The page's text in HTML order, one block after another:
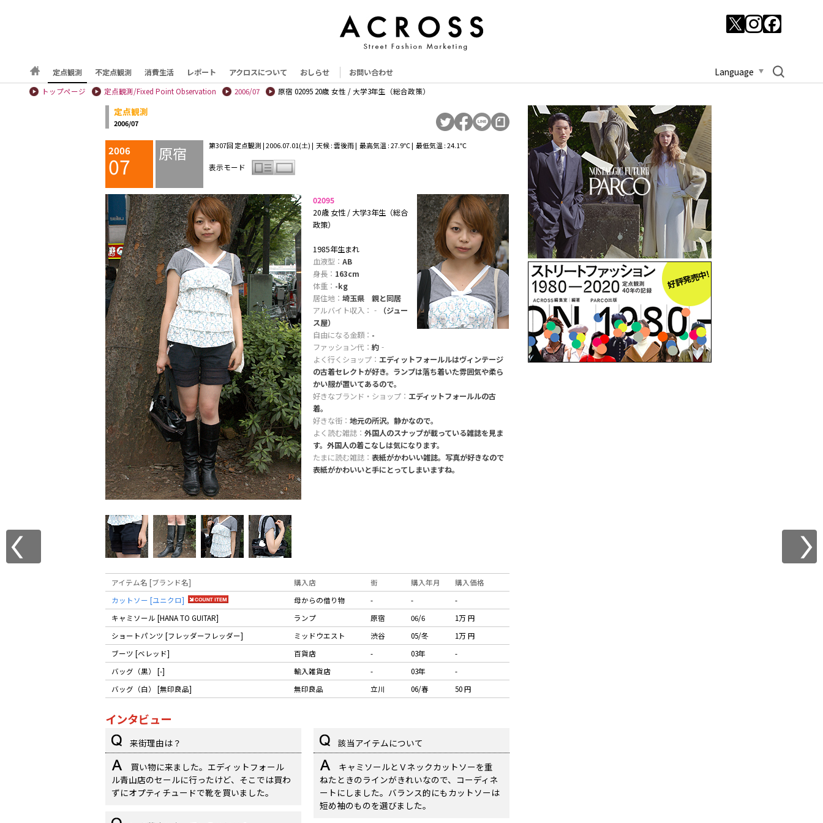
定点観測 不定点観測 消費生活 レポート アクロスについて おしらせ お問い合わせ Language
トップページ 定点観測/Fixed Point Observation 2006/07 原宿 02095 20歳 女性 / 大学3年生（総合政策）
定点観測
2006/07
2006
07 原宿 第307回 定点観測 | 2006.07.01(土) | 天候 : 雲後雨 | 最高気温 : 27.9℃ | 最低気温 : 24.1℃
表示モード
02095
20歳 女性 / 大学3年生（総合
政策）
1985年生まれ
血液型： AB
身長： 163cm
体重： -kg
居住地： 埼玉県 親と同居
アルバイト収入： ‐（ジュー
ス屋）
自由になる金額： -
ファッション代： 約‐
よく行くショップ： エディットフォールルはヴィンテージ
の古着セレクトが好き。ランプは落ち着いた雰囲気や柔ら
かい服が置いてあるので。
好きなブランド・ショップ： エディットフォールルの古
着。
好きな街： 地元の所沢。静かなので。
よく読む雑誌： 外国人のスナップが載っている雑誌を見ま
す。外国人の着こなしは気になります。
たまに読む雑誌： 表紙がかわいい雑誌。写真が好きなので
表紙がかわいいと手にとってしまいますね。
アイテム名 [ブランド名] 購入店 街 購入年月
購入価格
カットソー [ユニクロ]
母からの借り物 - -
-
キャミソール [HANA TO GUITAR]
ランプ 原宿 06/6
1万 円
ショートパンツ [フレッダーフレッダー]
ミッドウエスト 渋谷 05/冬
1万 円
ブーツ [ベレッド]
百貨店 - 03年
-
バッグ（黒） [-]
輸入雑貨店 - 03年
-
バッグ（白） [無印良品]
無印良品 立川 06/春 50 円
インタビュー
来街理由は？
買い物に来ました。エディットフォール
ル青山店のセールに行ったけど、そこでは買わ
ずにオプティチュードで靴を買いました。
該当アイテムについて
キャミソールとＶネックカットソーを重
ねたときのラインがきれいなので、コーディネ
ートにしました。バランス的にもカットソーは
短め袖のものを選びました。